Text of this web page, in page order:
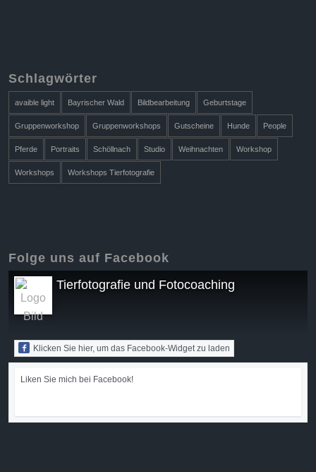
Schlagwörter
avaible light Bayrischer Wald Bildbearbeitung Geburtstage
Gruppenworkshop Gruppenworkshops Gutscheine Hunde People
Pferde Portraits Schöllnach Studio Weihnachten Workshop
Workshops Workshops Tierfotografie
Folge uns auf Facebook
Tierfotografie und Fotocoaching
Klicken Sie hier, um das Facebook-Widget zu laden
Liken Sie mich bei Facebook!